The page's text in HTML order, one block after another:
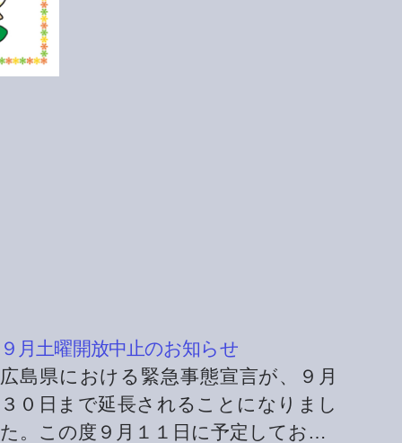
９月土曜開放中止のお知らせ
広島県における緊急事態宣言が、９月
３０日まで延長されることになりまし
た。この度９月１１日に予定してお…